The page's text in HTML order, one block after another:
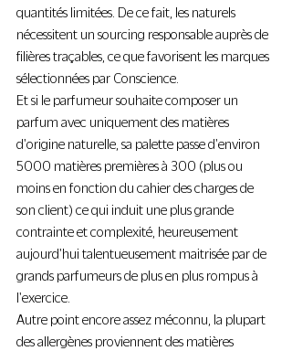
quantités limitées. De ce fait, les naturels
nécessitent un sourcing responsable auprès de
filières traçables, ce que favorisent les marques
sélectionnées par Conscience.
Et si le parfumeur souhaite composer un
parfum avec uniquement des matières
d'origine naturelle, sa palette passe d'environ
5000 matières premières à 300 (plus ou
moins en fonction du cahier des charges de
son client) ce qui induit une plus grande
contrainte et complexité, heureusement
aujourd'hui talentueusement maitrisée par de
grands parfumeurs de plus en plus rompus à
l'exercice.
Autre point encore assez méconnu, la plupart
des allergènes proviennent des matières